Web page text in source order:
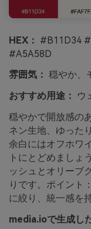
HEX： #B11D34
#A5A58D
雰囲気： 穏やか、
おすすめ用途：
ウ
穏やかで開放感の
ネン生地、ゆった
余白にはオフホワ
トにとどめましょ
ッシュとオリーブ
りです。ポイント
に絞り、統一感を
media.ioで生成し